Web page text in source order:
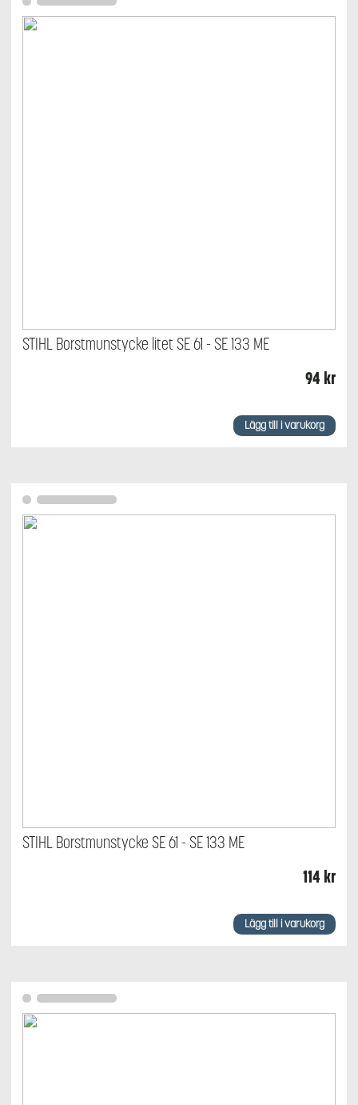
STIHL Borstmunstycke litet SE 61 - SE 133 ME
94 kr
Lägg till i varukorg
STIHL Borstmunstycke SE 61 - SE 133 ME
114 kr
Lägg till i varukorg